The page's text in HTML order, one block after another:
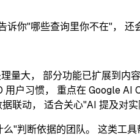
你"哪些查询里你不在"，
量大， 部分功能已扩展到内容
用户习惯， 重点在 Google AI
联动， 适合关心"AI 提及对实
"判断依据的团队。 这类工